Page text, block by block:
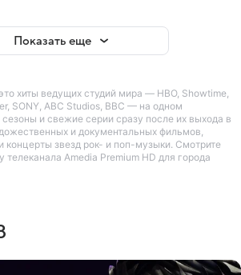
Показать еще
хиты ведущих студий мира — HBO, Showtime,
SONY, ABC Studios, BBC — на одном
и свежие серии сразу после их выхода в
и документальных фильмов,
концерты звезд рок- и поп-музыки. Смотрите
Amedia Premium HD для города